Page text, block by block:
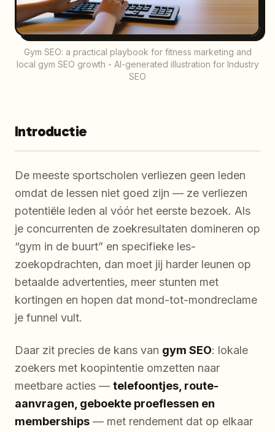
Gym SEO: a practical playbook for fitness marketing and
local gym SEO growth - AI-generated illustration for Industry
SEO
Introductie
De meeste sportscholen verliezen geen leden
omdat de lessen niet goed zijn — ze verliezen
potentiële leden al vóór het eerste bezoek. Als
je concurrenten de zoekresultaten domineren op
“gym in de buurt” en specifieke les-
zoekopdrachten, dan moet jij harder leunen op
betaalde advertenties, meer stunten met
kortingen en hopen dat mond-tot-mondreclame
je funnel vult.
Daar zit precies de kans van gym SEO: lokale
zoekers met koopintentie omzetten naar
meetbare acties — telefoontjes, route-
aanvragen, geboekte proeflessen en
memberships — met rendement dat op elkaar